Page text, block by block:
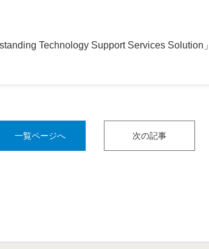
Technology Support Services Solution」
一覧ページへ 次の記事